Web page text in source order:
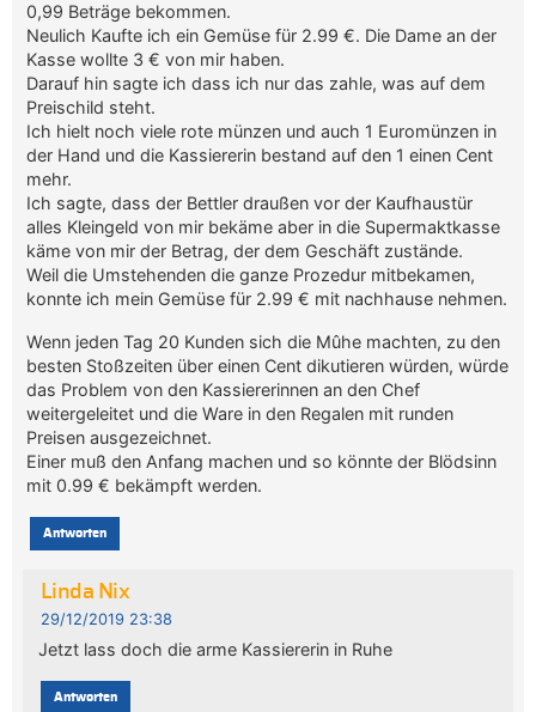
0,99 Beträge bekommen.
Neulich Kaufte ich ein Gemüse für 2.99 €. Die Dame an der
Kasse wollte 3 € von mir haben.
Darauf hin sagte ich dass ich nur das zahle, was auf dem
Preischild steht.
Ich hielt noch viele rote münzen und auch 1 Euromünzen in
der Hand und die Kassiererin bestand auf den 1 einen Cent
mehr.
Ich sagte, dass der Bettler draußen vor der Kaufhaustür
alles Kleingeld von mir bekäme aber in die Supermaktkasse
käme von mir der Betrag, der dem Geschäft zustände.
Weil die Umstehenden die ganze Prozedur mitbekamen,
konnte ich mein Gemüse für 2.99 € mit nachhause nehmen.
Wenn jeden Tag 20 Kunden sich die Mûhe machten, zu den
besten Stoßzeiten über einen Cent dikutieren würden, würde
das Problem von den Kassiererinnen an den Chef
weitergeleitet und die Ware in den Regalen mit runden
Preisen ausgezeichnet.
Einer muß den Anfang machen und so könnte der Blödsinn
mit 0.99 € bekämpft werden.
Antworten
Linda Nix
29/12/2019 23:38
Jetzt lass doch die arme Kassiererin in Ruhe
Antworten